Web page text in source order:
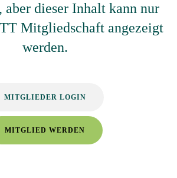
aber dieser Inhalt kann nur
Mitgliedschaft angezeigt
werden.
MITGLIEDER LOGIN
MITGLIED WERDEN